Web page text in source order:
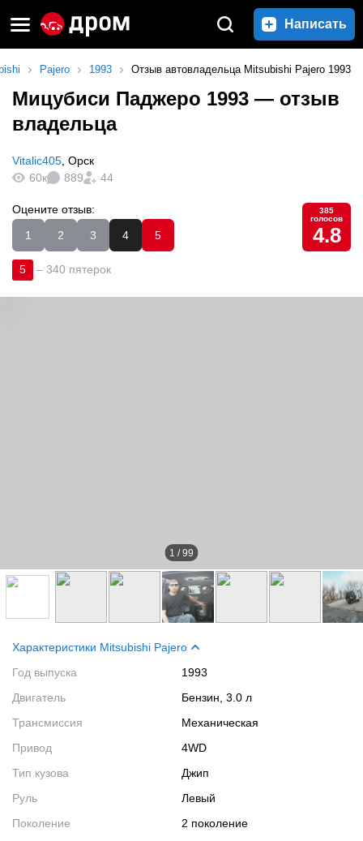
Написать
Pajero 1993 Отзыв автовладельца Mitsubishi Pajero 1993
Мицубиси Паджеро 1993 — отзыв
владельца
Vitalic405 Орск
60к
889 44
Оцените отзыв:
1
2 3 4 5
385
голосов
4.8
5 – 340 пятерок
1 /99
Характеристики Mitsubishi Pajero
Год выпуска
1993
Двигатель
Бензин, 3.0 л
Трансмиссия
Механическая
Привод
4WD
Тип кузова
Джип
Руль
Левый
Поколение
2 поколение